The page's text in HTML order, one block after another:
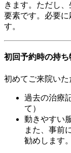
きます。ただし
要素です。必要
す。
初回予約時の持ち
初めてご来院いた
過去の治療
て）
動きやすい
また、事前
勧めします。